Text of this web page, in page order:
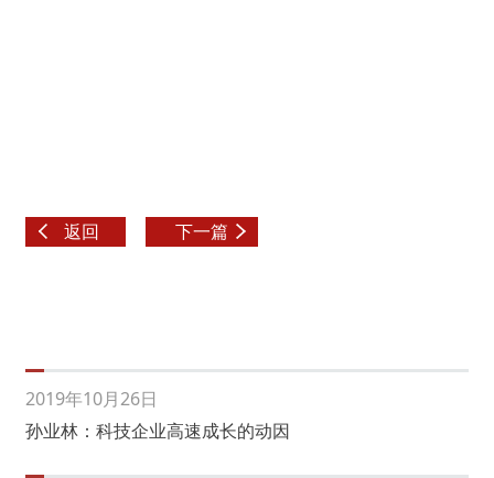
返回 下一篇
2019年10月26日
孙业林：科技企业高速成长的动因